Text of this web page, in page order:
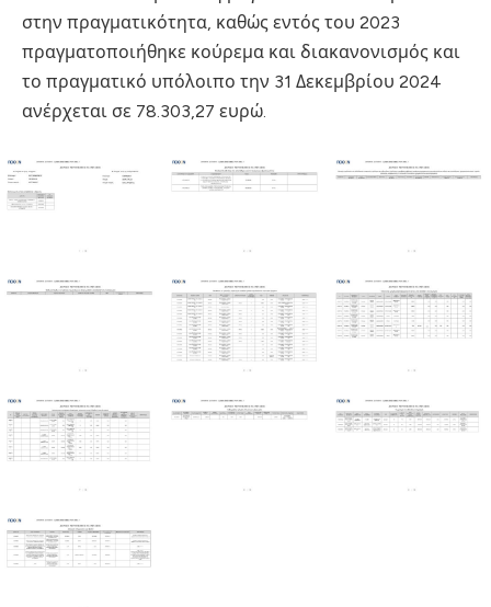
στην πραγματικότητα, καθώς εντός του 2023
πραγματοποιήθηκε κούρεμα και διακανονισμός και
το πραγματικό υπόλοιπο την 31 Δεκεμβρίου 2024
ανέρχεται σε 78.303,27 ευρώ.